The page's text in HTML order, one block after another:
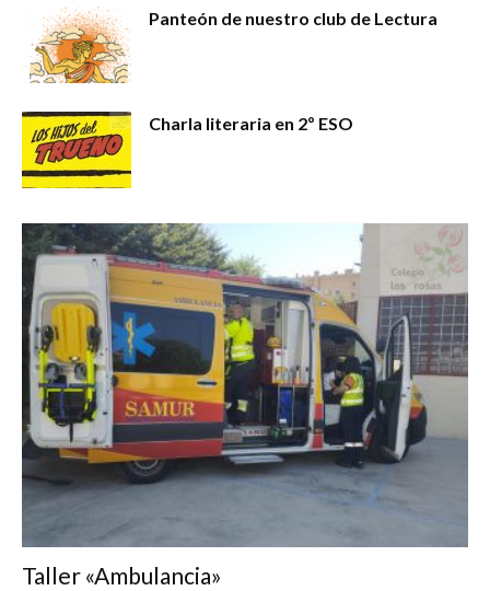
Panteón de nuestro club de Lectura
Charla literaria en 2º ESO
Taller «Ambulancia»